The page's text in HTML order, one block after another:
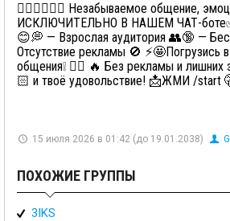
👩🏼‍❤‍💋‍👨🏻 Незабываемое общение,
ИСКЛЮЧИТЕЛЬНО В НАШЕМ ЧАТ-
😊💭 — Взрослая аудитория 👥🔞 —
Отсутствие рекламы 🚫 ⚡️🤩Погрузись
общения❕ 👉🏻 🔥 Без рекламы и
🏻 и твоё удовольствие! 📩ЖМИ /start
15 июля 2026 в 01:42 (до 19.01.2038)
ПОХОЖИЕ ГРУППЫ
3IKS